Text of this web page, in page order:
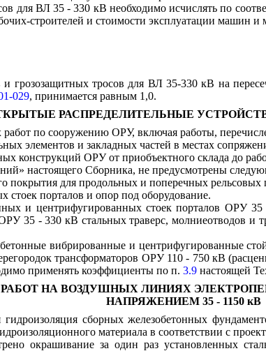
для ВЛ 35 - 330 кВ необходимо исчислять по
строителей и стоимости эксплуатации машин
грозозащитных тросов для ВЛ 35-330 кВ на
029, принимается равным 1,0.
ОТКРЫТЫЕ РАСПРЕДЕЛИТЕЛЬНЫЕ
по сооружению ОРУ, включая работы,
элементов и закладных частей в местах
конструкций ОРУ от приобъектного склада до
настоящего Сборника, не предусмотрены
покрытия для продольных и поперечных рельсовых
стоек порталов и опор под оборудование.
и центрифугированных стоек порталов ОРУ
35 - 330 кВ стальных траверс, молниеотводов и
вибрированные и центрифугированные
трансформаторов ОРУ 110 - 750 кВ
применять коэффициенты по п. 3.9 настоящей
РАБОТ НА ВОЗДУШНЫХ ЛИНИЯХ
НАПРЯЖЕНИЕМ 35 - 1150 кВ
гидроизоляция сборных железобетонных
материала в соответствии с
окрашивание за один раз установленных